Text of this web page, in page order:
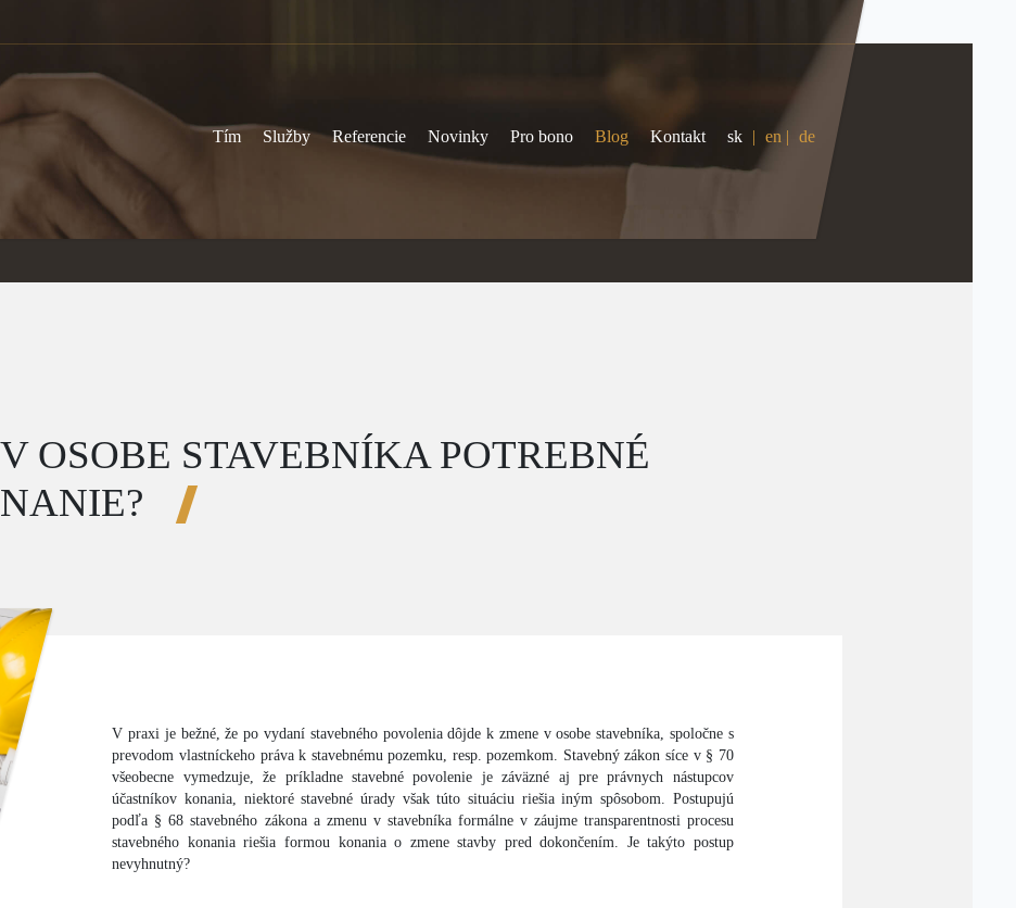
Tím Služby Referencie Novinky Pro bono Blog Kontakt sk | en | de
OSOBE STAVEBNÍKA POTREBNÉ
V praxi je bežné, že po vydaní stavebného povolenia dôjde k zmene v osobe stavebníka, spoločne s
prevodom vlastníckeho práva k stavebnému pozemku, resp. pozemkom. Stavebný zákon síce v § 70
všeobecne vymedzuje, že príkladne stavebné povolenie je záväzné aj pre právnych nástupcov
účastníkov konania, niektoré stavebné úrady však túto situáciu riešia iným spôsobom. Postupujú
podľa § 68 stavebného zákona a zmenu v stavebníka formálne v záujme transparentnosti procesu
stavebného konania riešia formou konania o zmene stavby pred dokončením. Je takýto postup
nevyhnutný?